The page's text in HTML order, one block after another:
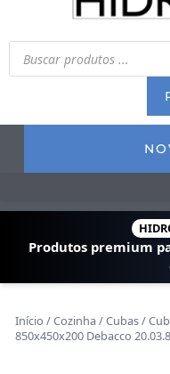
Pesquisar
produtos
Produtos premium
Início /Cozinha /Cubas/
850x450x200 Debacco